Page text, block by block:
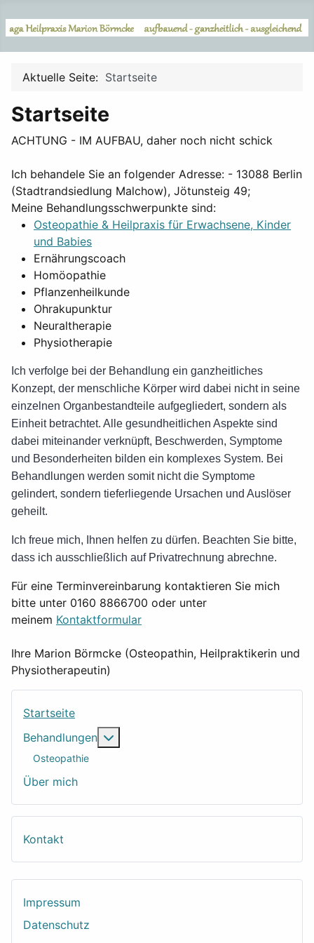
Aktuelle Seite: Startseite
Startseite
ACHTUNG - IM AUFBAU, daher noch nicht schick
Ich behandele Sie an folgender Adresse: - 13088 Berlin
(Stadtrandsiedlung Malchow), Jötunsteig 49;
Meine Behandlungsschwerpunkte sind:
Osteopathie & Heilpraxis für Erwachsene, Kinder
und Babies
Ernährungscoach
Homöopathie
Pflanzenheilkunde
Ohrakupunktur
Neuraltherapie
Physiotherapie
Ich verfolge bei der Behandlung ein ganzheitliches
Konzept, der menschliche Körper wird dabei nicht in seine
einzelnen Organbestandteile aufgegliedert, sondern als
Einheit betrachtet. Alle gesundheitlichen Aspekte sind
dabei miteinander verknüpft, Beschwerden, Symptome
und Besonderheiten bilden ein komplexes System. Bei
Behandlungen werden somit nicht die Symptome
gelindert, sondern tieferliegende Ursachen und Auslöser
geheilt.
Ich freue mich, Ihnen helfen zu dürfen. Beachten Sie bitte,
dass ich ausschließlich auf Privatrechnung abrechne.
Für eine Terminvereinbarung kontaktieren Sie mich
bitte unter 0160 8866700 oder unter
meinem Kontaktformular
Ihre Marion Börmcke (Osteopathin, Heilpraktikerin und
Physiotherapeutin)
Startseite
Behandlungen
Osteopathie
Über mich
Kontakt
Impressum
Datenschutz